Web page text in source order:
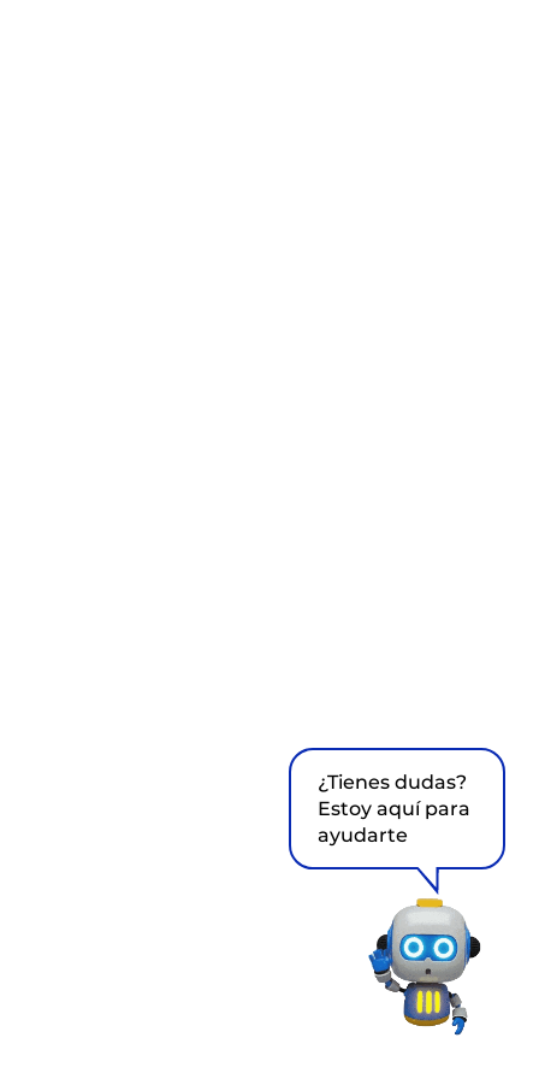
¿Tienes dudas?
Estoy aquí para
ayudarte